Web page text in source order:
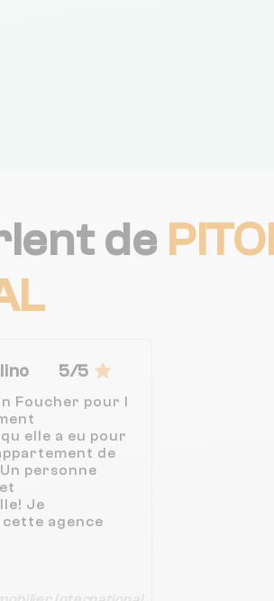
de
5/5
Foucher pour l
elle a eu pour
de
personne
Je
agence